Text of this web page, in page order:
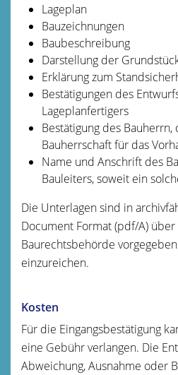
Lageplan
Bauzeichnungen
Baubeschreibung
Darstellung der
Erklärung zum
Bestätigungen des
Lageplanfertigers
Bestätigung des Bauherrn,
Bauherrschaft für das
Name und Anschrift des
Bauleiters, soweit ein
Die Unterlagen sind in
Document Format (pdf/A)
Baurechtsbehörde
einzureichen.
Kosten
Für die Eingangsbestätigung
eine Gebühr verlangen. Die
Abweichung, Ausnahme oder